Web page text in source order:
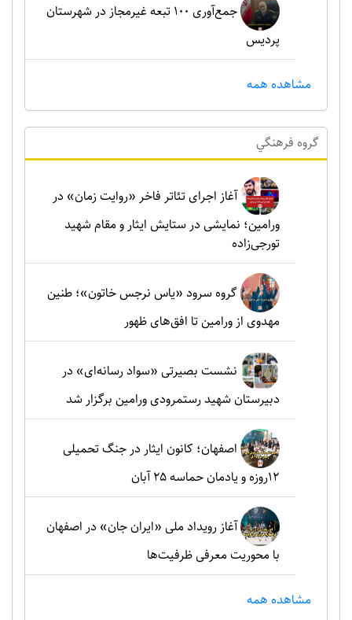
جمع‌آوری ۱۰۰ تبعه غیرمجاز در شهرستان
پردیس
مشاهده همه
گروه فرهنگي
آغاز اجرای تئاتر فاخر «روایت زمان» در
ورامین؛ نمایشی در ستایش ایثار و مقام شهید
تورجی‌زاده
گروه سرود «یاس نرجس خاتون»؛ طنین
مهدوی از ورامین تا افق‌های ظهور
نشست بصیرتی «سواد رسانه‌ای» در
دبیرستان شهید رستمرودی ورامین برگزار شد
اصفهان؛ کانون ایثار در جنگ تحمیلی
۱۲روزه و یادمان حماسه ۲۵ آبان
آغاز رویداد ملی «ایران جان» در اصفهان
با محوریت معرفی ظرفیت‌ها
مشاهده همه